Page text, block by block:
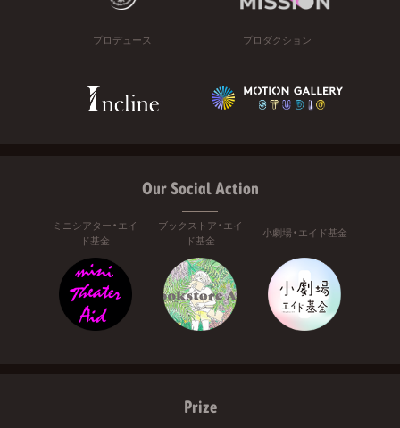
プロデュース プロダクション
Our Social Action
ミニシアター・エイ
ド基金
ブックストア・エイ
ド基金
小劇場・エイド基金
Prize